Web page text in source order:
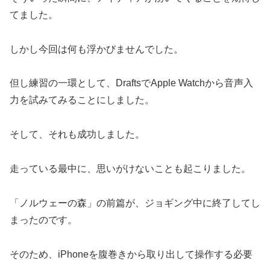
てました。
しかし今回は何も浮かびませんでした。
但し練習の一環として、DraftsでApple Watchから音声入
力を試みてみることにしました。
そして、それも成功しました。
走っている最中に、思いがけないことも起こりました。
「ノルウェーの森」の前篇が、ジョギング中に終了してし
まったのです。
そのため、iPhoneを腹巻きから取り出して操作する必要